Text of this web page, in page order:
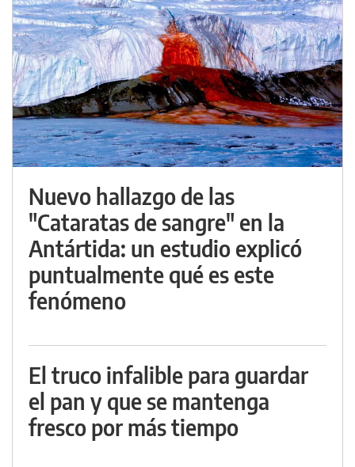
Nuevo hallazgo de las
"Cataratas de sangre" en la
Antártida: un estudio explicó
puntualmente qué es este
fenómeno
El truco infalible para guardar
el pan y que se mantenga
fresco por más tiempo